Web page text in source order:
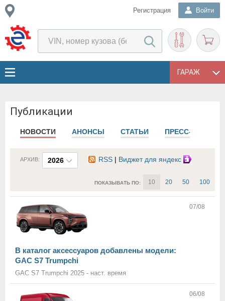
Регистрация Войти
ГАРАЖ
Публикации
НОВОСТИ АНОНСЫ СТАТЬИ ПРЕСС-РЕЛИЗЫ
2026
АРХИВ: RSS | Виджет для яндекс
ПОКАЗЫВАТЬ ПО: 10 20 50 100
07/08
В каталог аксессуаров добавлены модели:
GAC S7 Trumpchi
GAC S7 Trumpchi 2025 - наст. время
06/08